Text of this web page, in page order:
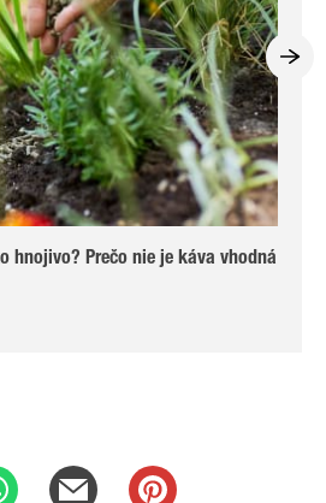
hnojivo? Prečo nie je káva vhodná